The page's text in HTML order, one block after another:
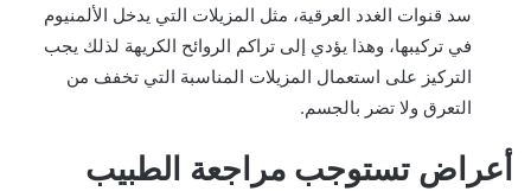
سد قنوات الغدد العرقية، مثل المزيلات التي يدخل الألمنيوم
في تركيبها، وهذا يؤدي إلى تراكم الروائح الكريهة لذلك يجب
التركيز على استعمال المزيلات المناسبة التي تخفف من
التعرق ولا تضر بالجسم.
أعراض تستوجب مراجعة الطبيب